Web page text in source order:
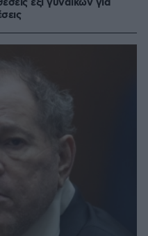
έξι γυναικών για